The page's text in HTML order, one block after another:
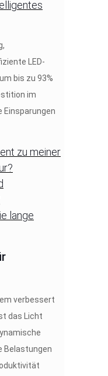
LED-
bis zu 93%
im
Einsparungen
zu meiner
lange
verbessert
das Licht
Belastungen